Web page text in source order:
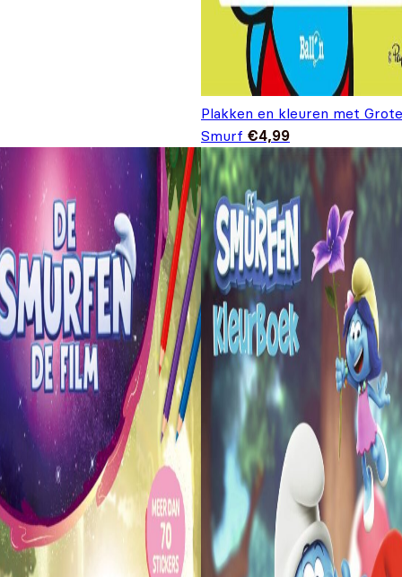
Plakken en kleuren met Grote
Smurf €4,99